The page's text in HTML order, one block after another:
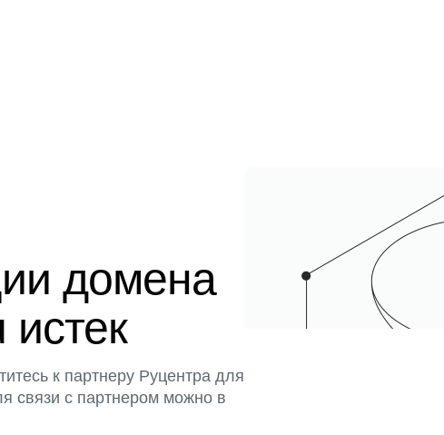
домена
к партнеру Руцентра для
связи с партнером можно в